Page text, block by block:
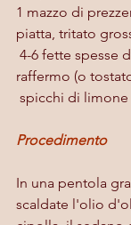
1 mazzo di
piatta, tritato
4-6 fette spesse
raffermo (o
spicchi di limone
Procedimento
In una pentola
scaldate l'olio